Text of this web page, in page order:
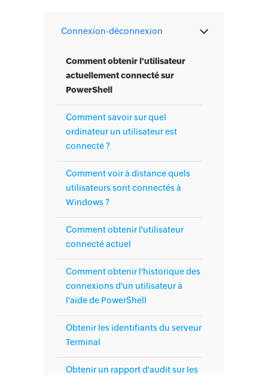
Connexion-déconnexion
Comment obtenir l'utilisateur
actuellement connecté sur
PowerShell
Comment savoir sur quel
ordinateur un utilisateur est
connecté ?
Comment voir à distance quels
utilisateurs sont connectés à
Windows ?
Comment obtenir l'utilisateur
connecté actuel
Comment obtenir l'historique des
connexions d'un utilisateur à
l'aide de PowerShell
Obtenir les identifiants du serveur
Terminal
Obtenir un rapport d'audit sur les